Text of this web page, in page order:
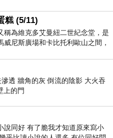
糕 (5/11)
稱為維克多艾曼紐二世紀念堂，是
威尼斯廣場和卡比托利歐山之間，
大利統一後的的第一位國
透 牆角的灰 倒流的陰影 大火吞
上的門
說同好 有了脆我才知道原來寫小